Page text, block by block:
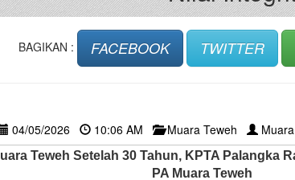
BAGIKAN : FACEBOOK TWITTER
04/05/2026 10:06 AM Muara Teweh
Teweh Setelah 30 Tahun, KPTA Palangka
PA Muara Teweh